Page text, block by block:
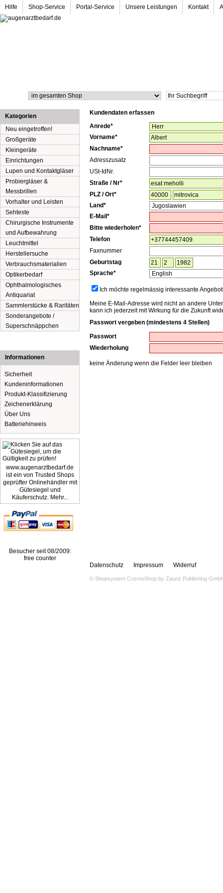
Hilfe Shop-Service Portal-Service Unsere Leistungen Kontakt
Kundendaten erfassen
Anrede*
Vorname*
Nachname*
Adresszusatz
USt-IdNr.
Straße / Nr*
PLZ /Ort*
Land*
E-Mail*
Bitte wiederholen*
Telefon
Faxnummer
Geburtstag
Sprache*
Ich möchte regelmässig interessante
Meine E-Mail-Adresse wird nicht an andere
kann ich jederzeit mit Wirkung für die Zukunft
Passwort vergeben (mindestens 4 Stellen)
Passwort
Wiederholung
keine Änderung wenn die Felder leer bleiben
Kategorien
Neu eingetroffen!
Großgeräte
Kleingeräte
Einrichtungen
Lupen und Kontaktgläser
Probiergläser &
Messbrillen
Vorhalter und Leisten
Sehteste
Chirurgische Instrumente
und Aufbewahrung
Leuchtmittel
Herstellersuche
Verbrauchsmaterialien
Optikerbedarf
Ophthalmologisches
Antiquariat
Sammlerstücke & Raritäten
Sonderangebote /
Superschnäppchen
Informationen
Sicherheit
Kundeninformationen
Produkt-Klassifizierung
Zeichenerklärung
Über Uns
Batteriehinweis
www.augenarztbedarf.de
ist ein von Trusted Shops
geprüfter Onlinehändler mit
Gütesiegel und
Käuferschutz. Mehr...
Besucher seit 08/2009:
free counter
Datenschutz
Impressum Widerruf
© Shopsystem CosmoShop by Zaunz Publishing